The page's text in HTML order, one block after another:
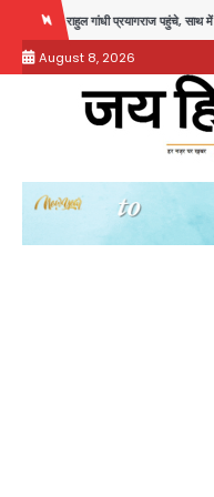
content
प्रयागराज पहुंचे, साथ में प्रियंका की बेटी
August 8, 2026